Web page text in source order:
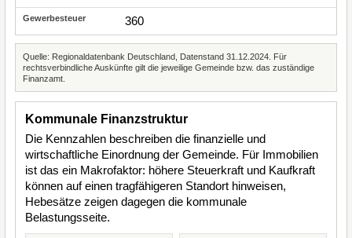
360
Quelle: Regionaldatenbank Deutschland, Datenstand 31.12.2024. Für
rechtsverbindliche Auskünfte gilt die jeweilige Gemeinde bzw. das zuständige
Finanzamt.
Kommunale Finanzstruktur
Die Kennzahlen beschreiben die finanzielle und
wirtschaftliche Einordnung der Gemeinde. Für Immobilien
ist das ein Makrofaktor: höhere Steuerkraft und Kaufkraft
können auf einen tragfähigeren Standort hinweisen,
Hebesätze zeigen dagegen die kommunale
Belastungsseite.